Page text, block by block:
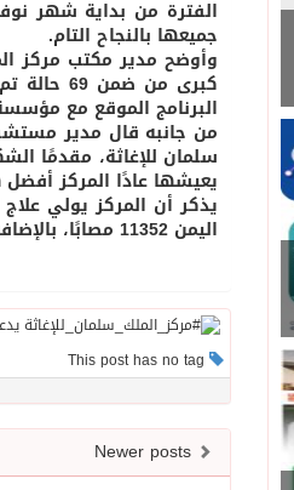
جميعها بالنجاح التام.
كبرى من
البرنامج الموقع مع
من جانبه قال مدير
سلمان للإغاثة، مقدمًا
يعيشها عادًا المركز
يذكر أن المركز يولي
اليمن 11352 مصابًا، بالإضافة إلى إنشاء وتجهيز مركز في مأرب لتركيب الأطراف الصناعية للمصابين.